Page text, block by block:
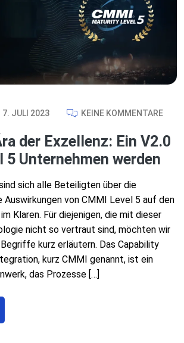
7. JULI 2023 KEINE KOMMENTARE
der Exzellenz: Ein V2.0
5 Unternehmen werden
sich alle Beteiligten über die
Auswirkungen von CMMI Level 5 auf den
Klaren. Für diejenigen, die mit dieser
nicht so vertraut sind, möchten wir
kurz erläutern. Das Capability
kurz CMMI genannt, ist ein
das Prozesse […]